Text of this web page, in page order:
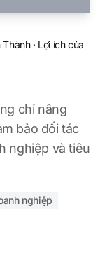
Thành· Lợi ích của
chỉ nâng
bảo đối tác
nghiệp và tiêu
nghiệp